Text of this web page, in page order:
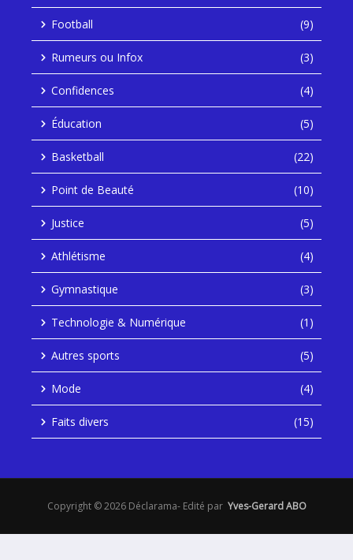
Football (9)
Rumeurs ou Infox (3)
Confidences (4)
Éducation (5)
Basketball (22)
Point de Beauté (10)
Justice (5)
Athlétisme (4)
Gymnastique (3)
Technologie & Numérique (1)
Autres sports (5)
Mode (4)
Faits divers (15)
Copyright © 2026 Déclarama- Edité par Yves-Gerard ABO